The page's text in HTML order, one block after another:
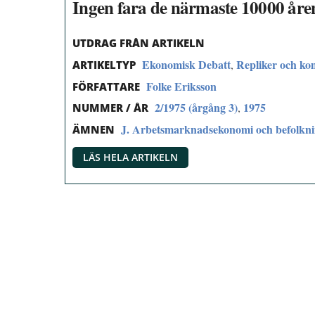
Ingen fara de närmaste 10000
UTDRAG FRÅN ARTIKELN
ARTIKELTYP Ekonomisk Debatt, Repliker och
FÖRFATTARE Folke Eriksson
NUMMER / ÅR 2/1975 (årgång 3), 1975
ÄMNEN J. Arbetsmarknadsekonomi och
LÄS HELA ARTIKELN